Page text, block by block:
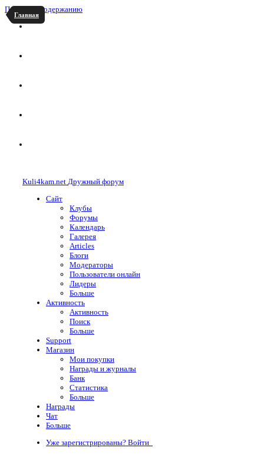
Перейти к содержанию
Главная
Kuli4kam.net Дружный форум
Сайт
Клубы
Форумы
Календарь
Галерея
Articles
Блоги
Модераторы
Пользователи онлайн
Лидеры
Больше
Активность
Активность
Поиск
Больше
Support
Магазин
Мои покупки
Награды и журналы
Банк
Статистика
Больше
Награды
Чат
Больше
Уже зарегистрированы? Войти